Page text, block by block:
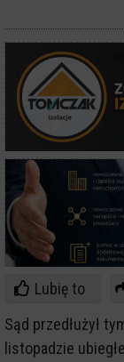
Lubię to
Sąd przedłużył
listopadzie